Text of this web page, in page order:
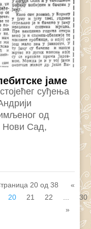
јаме
суђења
од
Нови Сад,
20 од 38
«
20 21 22
30
»